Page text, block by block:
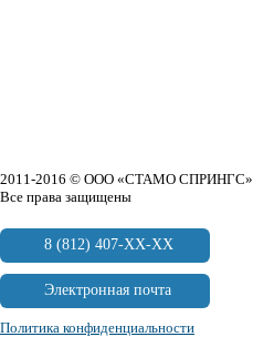
2011-2016 © ООО «СТАМО СПРИНГС»
Все права защищены
8 (812) 407-XX-XX
Электронная почта
Политика конфиденциальности